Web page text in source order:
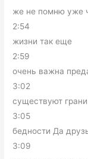
же не помню уже
2:54
жизни так еще
2:59
очень важна
3:02
существуют
3:05
бедности Да
3:09